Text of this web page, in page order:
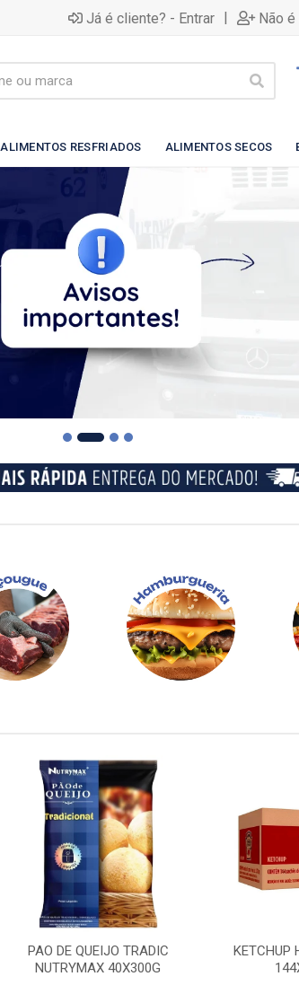
Já é cliente? - Entrar | Não
ALIMENTOS RESFRIADOS ALIMENTOS SECOS
PAO DE QUEIJO TRADIC
NUTRYMAX 40X300G
KETCHUP